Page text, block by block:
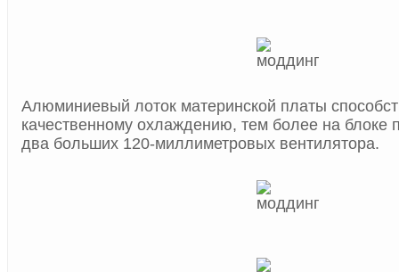
Алюминиевый лоток материнской платы
качественному охлаждению, тем более на блоке
два больших 120-миллиметровых вентилятора.